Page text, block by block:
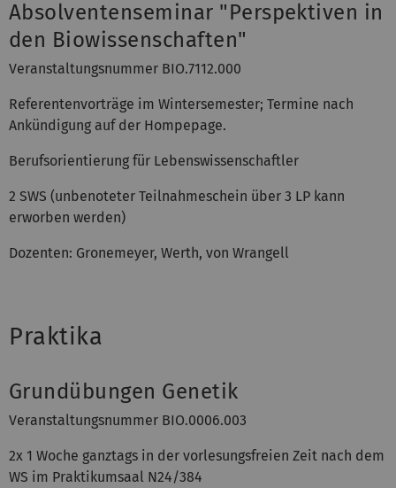
Absolventenseminar "Perspektiven in
den Biowissenschaften"
Veranstaltungsnummer BIO.7112.000
Referentenvorträge im Wintersemester; Termine nach
Ankündigung auf der Hompepage.
Berufsorientierung für Lebenswissenschaftler
2 SWS (unbenoteter Teilnahmeschein über 3 LP kann
erworben werden)
Dozenten: Gronemeyer, Werth, von Wrangell
Praktika
Grundübungen Genetik
Veranstaltungsnummer BIO.0006.003
2x 1 Woche ganztags in der vorlesungsfreien Zeit nach dem
WS im Praktikumsaal N24/384